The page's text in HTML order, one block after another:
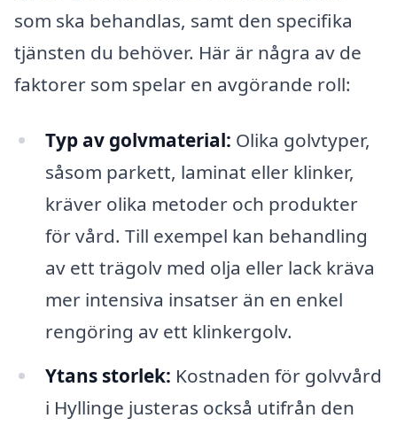
som ska behandlas, samt den specifika
tjänsten du behöver. Här är några av de
faktorer som spelar en avgörande roll:
Typ av golvmaterial: Olika golvtyper,
såsom parkett, laminat eller klinker,
kräver olika metoder och produkter
för vård. Till exempel kan behandling
av ett trägolv med olja eller lack kräva
mer intensiva insatser än en enkel
rengöring av ett klinkergolv.
Ytans storlek: Kostnaden för golvvård
i Hyllinge justeras också utifrån den